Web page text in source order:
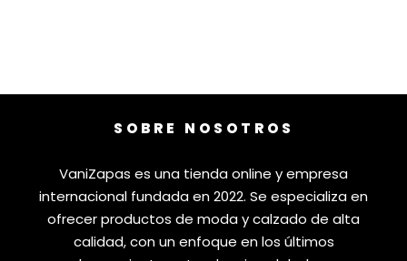
SOBRE NOSOTROS
VaniZapas es una tienda online y empresa
internacional fundada en 2022. Se especializa en
ofrecer productos de moda y calzado de alta
calidad, con un enfoque en los últimos